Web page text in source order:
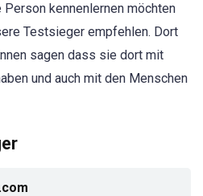
kennenlernen möchten
Testsieger empfehlen. Dort
sagen dass sie dort mit
und auch mit den Menschen